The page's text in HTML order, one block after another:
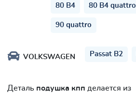
80 B4 80 B4 quattro
90 quattro
VOLKSWAGEN Passat B2
Деталь подушка кпп делается из